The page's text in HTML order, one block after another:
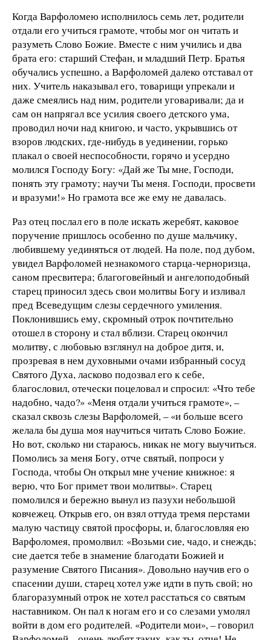
Когда Варфоломею исполнилось семь лет, родители
отдали его учиться грамоте, чтобы мог он читать и
разуметь Слово Божие. Вместе с ним учились и два
брата его: старший Стефан, и младший Петр. Братья
обучались успешно, а Варфоломей далеко отставал от
них. Учитель наказывал его, товарищи упрекали и
даже смеялись над ним, родители уговаривали; да и
сам он напрягал все усилия своего детского ума,
проводил ночи над книгою, и часто, укрывшись от
взоров людских, где-нибудь в уединении, горько
плакал о своей неспособности, горячо и усердно
молился Господу Богу: «Дай же Ты мне, Господи,
понять эту грамоту; научи Ты меня. Господи, просвети
и вразуми!» Но грамота все же ему не давалась.
Раз отец послал его в поле искать жеребят, каковое
поручение пришлось особенно по душе мальчику,
любившему уединяться от людей. На поле, под дубом,
увидел Варфоломей незнакомого старца-черноризца,
саном пресвитера; благоговейный и ангелоподобный
старец приносил здесь свои молитвы Богу и изливал
пред Всеведущим слезы сердечного умиления.
Поклонившись ему, скромный отрок почтительно
отошел в сторону и стал вблизи. Старец окончил
молитву, с любовью взглянул на доброе дитя, и,
прозревая в нем духовными очами избранный сосуд
Святого Духа, ласково подозвал его к себе,
благословил, отечески поцеловал и спросил: «Что тебе
надобно, чадо?» «Меня отдали учиться грамоте», –
сказал сквозь слезы Варфоломей, – «и больше всего
желала бы душа моя научиться читать Слово Божие.
Но вот, сколько ни стараюсь, никак не могу выучиться.
Помолись за меня Богу, отче святый, попроси у
Господа, чтобы Он открыл мне учение книжное: я
верю, что Бог примет твои молитвы». Старец
помолился и бережно вынул из пазухи небольшой
ковчежец. Открыв его, он взял оттуда тремя перстами
малую частицу святой просфоры, и, благословляя ею
Варфоломея, промолвил: «Возьми сие, чадо, и снеждь;
сие дается тебе в знамение благодати Божией и
разумение Святого Писания». Довольно научив его о
спасении души, старец хотел уже идти в путь свой; но
благоразумный отрок не хотел расстаться со святым
наставником. Он пал к ногам его и со слезами умолял
войти в дом его родителей. «Родители мои», – говорил